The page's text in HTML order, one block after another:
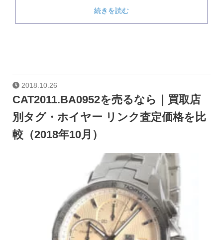
続きを読む
2018.10.26
CAT2011.BA0952を売るなら｜買取店
別タグ・ホイヤー リンク査定価格を比
較（2018年10月）